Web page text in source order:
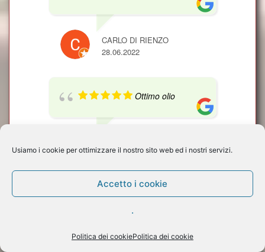
Usiamo i cookie per ottimizzare il nostro sito web ed i nostri servizi.
Accetto i cookie
.
Politica dei cookiePolitica dei cookie
CARLO DI RIENZO
28.06.2022
Ottimo olio
16.01.2022
Olio di oliva puro,
export quality !